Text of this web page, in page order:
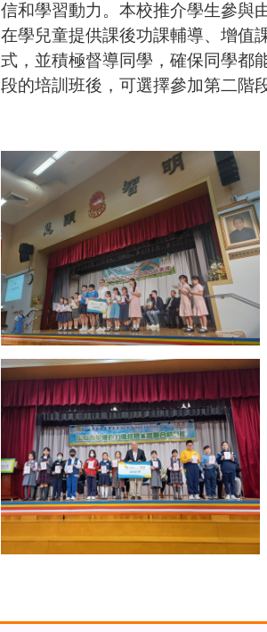
信和學習動力。本校推介學生參與
在學兒童提供課後功課輔導、增值
式，並積極督導同學，確保同學都
段的培訓班後，可選擇參加第二階